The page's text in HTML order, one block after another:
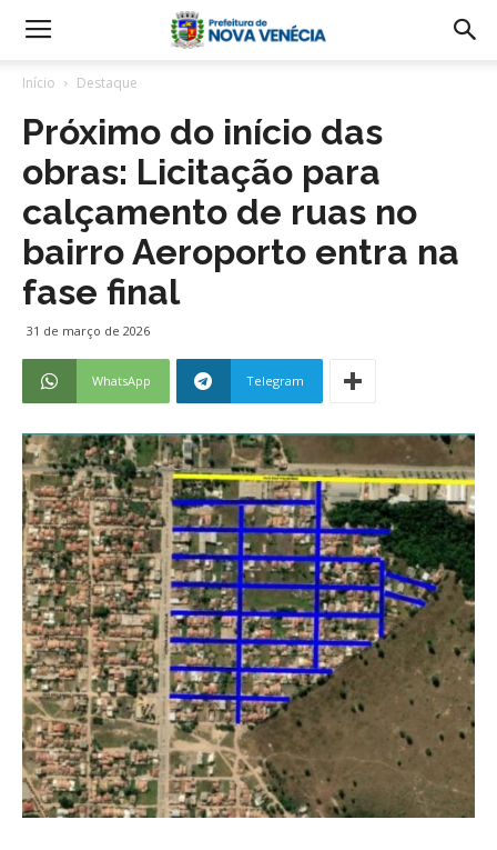
Início Destaque
Próximo do início das
obras: Licitação para
calçamento de ruas no
bairro Aeroporto entra na
fase final
31 de março de 2026
WhatsApp Telegram